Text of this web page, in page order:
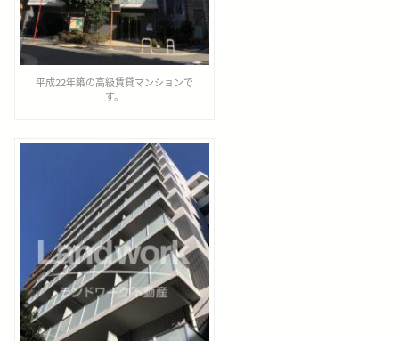
平成22年築の高級賃貸マンションで
す。